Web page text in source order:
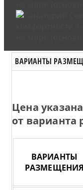
ВАРИАНТЫ
Цена
от
ВАРИАНТЫ
РАЗМЕЩЕНИЯ